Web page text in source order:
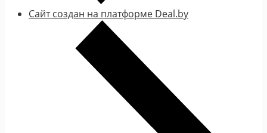
Сайт создан на платформе Deal.by